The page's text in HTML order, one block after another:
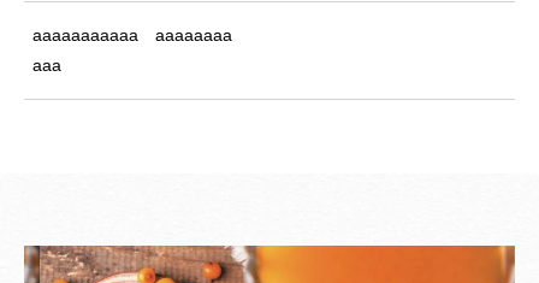
aaaaaaaaaaa
aaa
aaaaaaaa